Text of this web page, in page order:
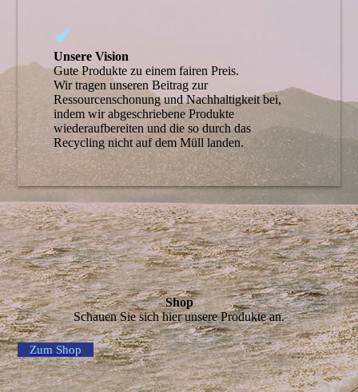
✔
Unsere Vision
Gute Produkte zu einem fairen Preis.
Wir tragen unseren Beitrag zur
Ressourcenschonung und Nachhaltigkeit bei,
indem wir abgeschriebene Produkte
wiederaufbereiten und die so durch das
Recycling nicht auf dem Müll landen.
Shop
Schauen Sie sich hier unsere Produkte an.
Zum Shop